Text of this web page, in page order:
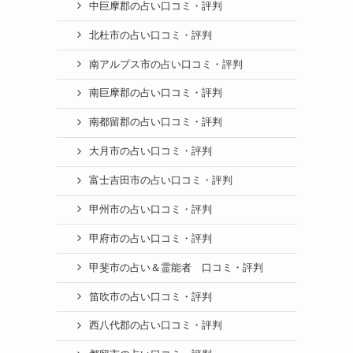
中巨摩郡の占い口コミ・評判
北杜市の占い口コミ・評判
南アルプス市の占い口コミ・評判
南巨摩郡の占い口コミ・評判
南都留郡の占い口コミ・評判
大月市の占い口コミ・評判
富士吉田市の占い口コミ・評判
甲州市の占い口コミ・評判
甲府市の占い口コミ・評判
甲斐市の占い＆霊能者 口コミ・評判
笛吹市の占い口コミ・評判
西八代郡の占い口コミ・評判